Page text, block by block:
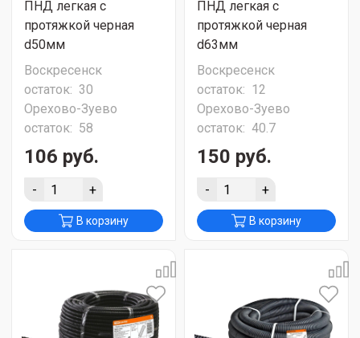
ПНД легкая с
протяжкой черная
d50мм
Воскресенск
остаток: 30
Орехово-Зуево
остаток: 58
106 руб.
- +
В корзину
ПНД легкая с
протяжкой черная
d63мм
Воскресенск
остаток: 12
Орехово-Зуево
остаток: 40.7
150 руб.
- +
В корзину